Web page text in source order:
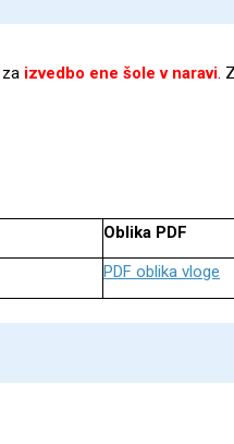
izvedbo ene šole v naravi.
Oblika PDF
PDF oblika vloge